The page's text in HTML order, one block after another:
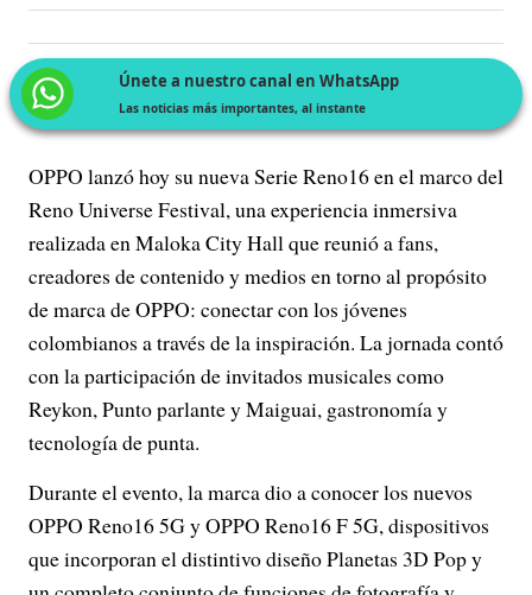
Únete a nuestro canal en WhatsApp
Las noticias más importantes, al instante
OPPO lanzó hoy su nueva Serie Reno16 en el marco del
Reno Universe Festival, una experiencia inmersiva
realizada en Maloka City Hall que reunió a fans,
creadores de contenido y medios en torno al propósito
de marca de OPPO: conectar con los jóvenes
colombianos a través de la inspiración. La jornada contó
con la participación de invitados musicales como
Reykon, Punto parlante y Maiguai, gastronomía y
tecnología de punta.
Durante el evento, la marca dio a conocer los nuevos
OPPO Reno16 5G y OPPO Reno16 F 5G, dispositivos
que incorporan el distintivo diseño Planetas 3D Pop y